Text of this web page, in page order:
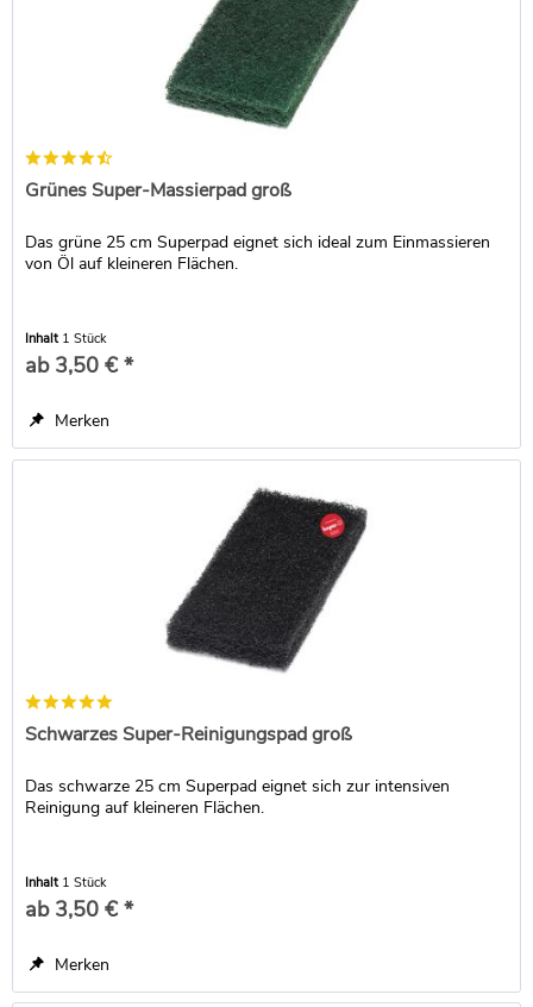
Grünes Super-Massierpad groß
Das grüne 25 cm Superpad eignet sich ideal zum Einmassieren
von Öl auf kleineren Flächen.
Inhalt 1 Stück
ab 3,50 € *
Merken
Schwarzes Super-Reinigungspad groß
Das schwarze 25 cm Superpad eignet sich zur intensiven
Reinigung auf kleineren Flächen.
Inhalt 1 Stück
ab 3,50 € *
Merken